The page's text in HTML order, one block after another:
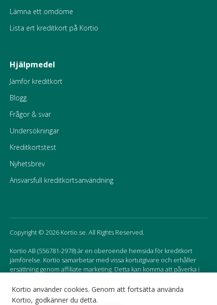
Kortio använder cookies. Genom att fortsätta använda
Kortio, godkänner du detta.
Lämna ett omdöme
Lista ert kreditkort på Kortio
Hjälpmedel
Jämför kreditkort
Blogg
Frågor & svar
Undersökningar
Kreditkortstest
Nyhetsbrev
Ansvarsfull kreditkortsanvändning
Copyright © 2026 Kortio.se. All Rights Reserved.
Kortio AB (556781-2978) är en oberoende hemsida för kreditkort
jämförelse. Kortio samarbetar med vissa kortutgivare och erhåller
ersättning genom affiliate marketing. Detta kan komma att påverka i